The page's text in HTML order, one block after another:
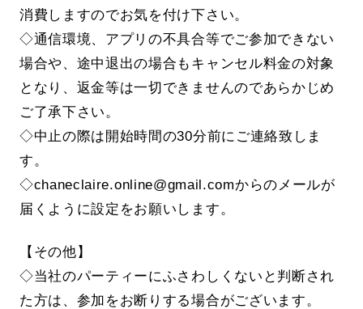
消費しますのでお気を付け下さい。
◇通信環境、アプリの不具合等でご参加できない
場合や、途中退出の場合もキャンセル料金の対象
となり、返金等は一切できませんのであらかじめ
ご了承下さい。
◇中止の際は開始時間の30分前にご連絡致しま
す。
◇chaneclaire.online@gmail.comからのメールが
届くように設定をお願いします。
【その他】
◇当社のパーティーにふさわしくないと判断され
た方は、参加をお断りする場合がございます。